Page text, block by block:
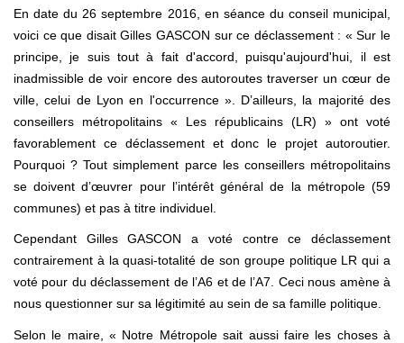
En date du 26 septembre 2016, en séance du conseil municipal,
voici ce que disait Gilles GASCON sur ce déclassement : « Sur le
principe, je suis tout à fait d'accord, puisqu'aujourd'hui, il est
inadmissible de voir encore des autoroutes traverser un cœur de
ville, celui de Lyon en l'occurrence ». D’ailleurs, la majorité des
conseillers métropolitains « Les républicains (LR) » ont voté
favorablement ce déclassement et donc le projet autoroutier.
Pourquoi ? Tout simplement parce les conseillers métropolitains
se doivent d’œuvrer pour l’intérêt général de la métropole (59
communes) et pas à titre individuel.
Cependant Gilles GASCON a voté contre ce déclassement
contrairement à la quasi-totalité de son groupe politique LR qui a
voté pour du déclassement de l’A6 et de l’A7. Ceci nous amène à
nous questionner sur sa légitimité au sein de sa famille politique.
Selon le maire, « Notre Métropole sait aussi faire les choses à